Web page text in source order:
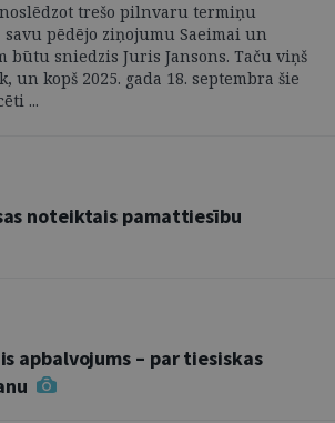
trešo pilnvaru termiņu
savu pēdējo ziņojumu Saeimai un
būtu sniedzis Juris Jansons. Taču viņš
un kopš 2025. gada 18. septembra šie
...
noteiktais pamattiesību
apbalvojums – par tiesiskas